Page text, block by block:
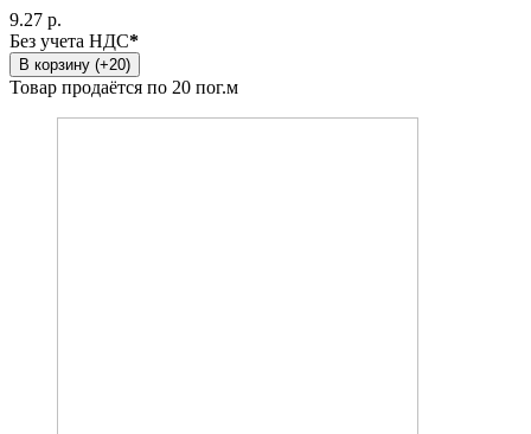
9.27 р.
Без учета НДС*
В корзину (+20)
Товар продаётся по 20 пог.м